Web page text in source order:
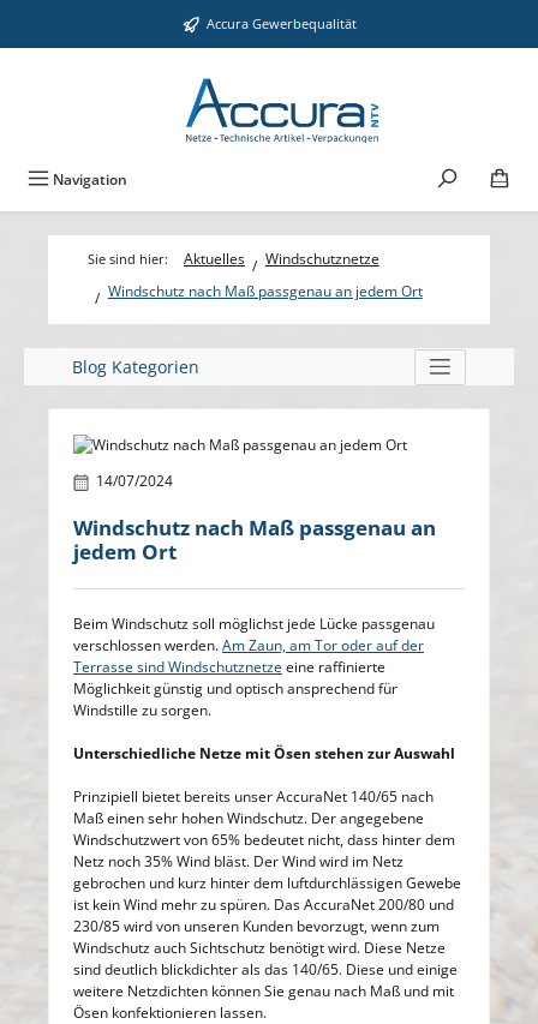
Zum Hauptinhalt springen Accura Gewerbequalität
Navigation
Aktuelles
Windschutznetze
Windschutz nach Maß passgenau an jedem Ort
Blog Kategorien
Bildergalerie überspringen
14/07/2024
Windschutz nach Maß passgenau an
jedem Ort
Beim Windschutz soll möglichst jede Lücke passgenau
verschlossen werden.Am Zaun, am Tor oder auf der
Terrasse sind Windschutznetze eine raffinierte
Möglichkeit günstig und optisch ansprechend für
Windstille zu sorgen.
Unterschiedliche Netze mit Ösen stehen zur Auswahl
Prinzipiell bietet bereits unser AccuraNet 140/65 nach
Maß einen sehr hohen Windschutz. Der angegebene
Windschutzwert von 65% bedeutet nicht, dass hinter dem
Netz noch 35% Wind bläst. Der Wind wird im Netz
gebrochen und kurz hinter dem luftdurchlässigen Gewebe
ist kein Wind mehr zu spüren. Das AccuraNet 200/80 und
230/85 wird von unseren Kunden bevorzugt, wenn zum
Windschutz auch Sichtschutz benötigt wird. Diese Netze
sind deutlich blickdichter als das 140/65. Diese und einige
weitere Netzdichten können Sie genau nach Maß und mit
Ösen konfektionieren lassen.